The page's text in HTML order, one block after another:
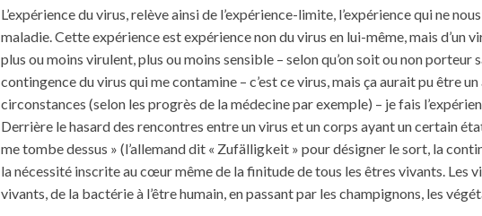
L’expérience du virus, relève ainsi de l’expérience-limite, l’expérience qui ne
maladie. Cette expérience est expérience non du virus en lui-même, mais d’un
plus ou moins virulent, plus ou moins sensible – selon qu’on soit ou non porteur
contingence du virus qui me contamine – c’est ce virus, mais ça aurait pu être un
circonstances (selon les progrès de la médecine par exemple) – je fais
Derrière le hasard des rencontres entre un virus et un corps ayant un certain
me tombe dessus » (l’allemand dit « Zufälligkeit » pour désigner le sort, la
la nécessité inscrite au cœur même de la finitude de tous les êtres vivants. Les
vivants, de la bactérie à l’être humain, en passant par les champignons, les